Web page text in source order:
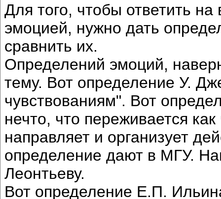
Для того, чтобы ответить
эмоцией, нужно дать
сравнить их.
Определений эмоций,
тему. Вот определение У.
чувствованиям". Вот
нечто, что переживается
направляет и организует
определение дают в МГУ.
Леонтьеву.
Вот определение Е.П.